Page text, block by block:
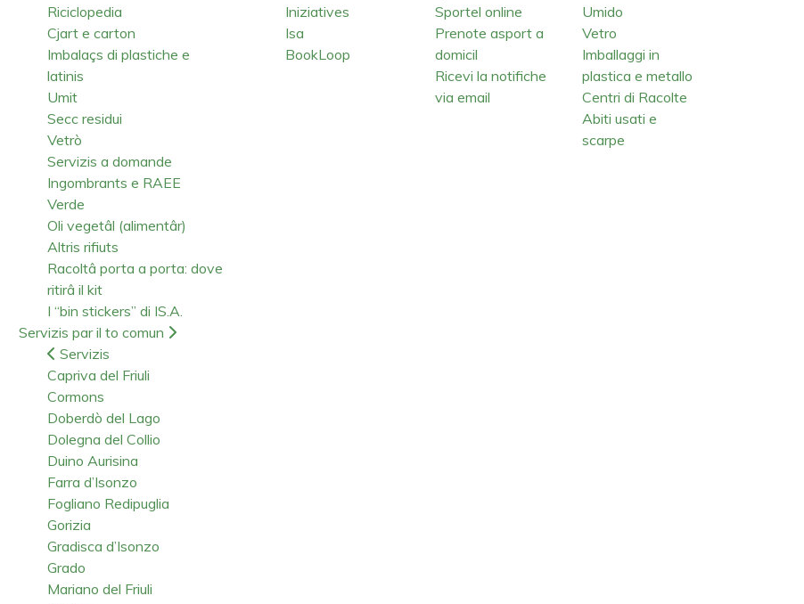
Riciclopedia
Cjart e carton
Imbalaçs di plastiche e
latinis
Umit
Secc residui
Vetrò
Servizis a domande
Ingombrants e RAEE
Verde
Oli vegetâl (alimentâr)
Altris rifiuts
Racoltâ porta a porta: dove
ritirâ il kit
I “bin stickers” di IS.A.
Servizis par il to comun
Servizis
Capriva del Friuli
Cormons
Doberdò del Lago
Dolegna del Collio
Duino Aurisina
Farra d’Isonzo
Fogliano Redipuglia
Gorizia
Gradisca d’Isonzo
Grado
Mariano del Friuli
Iniziatives
Isa
BookLoop
Sportel online
Prenote asport a
domicil
Ricevi la notifiche
via email
Umido
Vetro
Imballaggi in
plastica e metallo
Centri di Racolte
Abiti usati e
scarpe